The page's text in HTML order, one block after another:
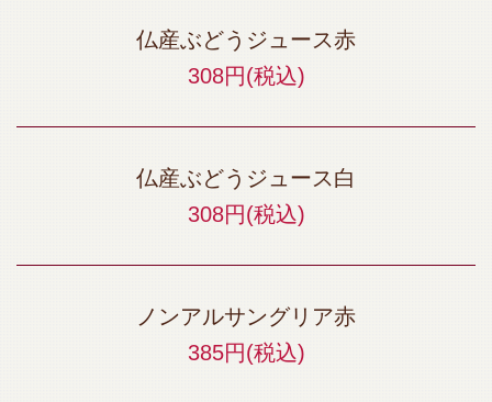
仏産ぶどうジュース赤
308円(税込)
仏産ぶどうジュース白
308円(税込)
ノンアルサングリア赤
385円(税込)